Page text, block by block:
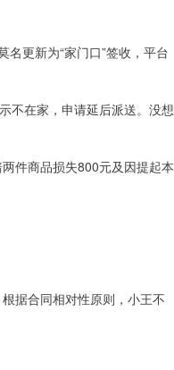
更新为“家门口”签收，平台
不在家，申请延后派送。没想
件商品损失800元及因提起本
据合同相对性原则，小王不